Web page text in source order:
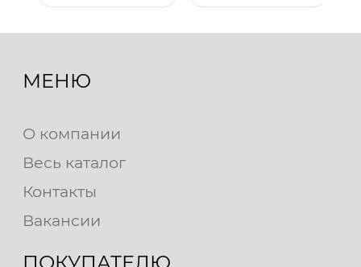
МЕНЮ
О компании
Весь каталог
Контакты
Вакансии